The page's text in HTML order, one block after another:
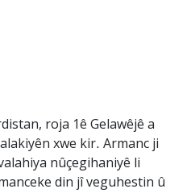
roja 1ê Gelawêjê a
xwe kir. Armanc ji
nûçegihaniyê li
din jî veguhestin û